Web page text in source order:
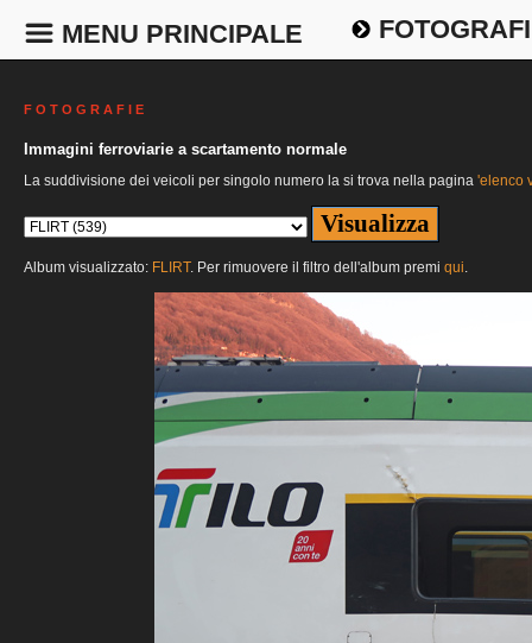
MENU PRINCIPALE
F O T O G R A F I E
Immagini ferroviarie a scartamento normale
La suddivisione dei veicoli per singolo numero la si trova nella pagina 'elenco
Album visualizzato: FLIRT. Per rimuovere il filtro dell'album premi qui.